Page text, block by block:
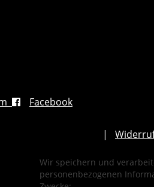
Facebook
Wir speichern und
personenbezogenen